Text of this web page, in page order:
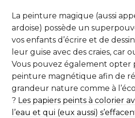
La peinture magique (aussi
ardoise) possède un
vos enfants d’écrire et de
leur guise avec des craies, car
Vous pouvez également opter
peinture magnétique afin de
grandeur nature comme à
? Les papiers peints à colorier
l’eau et qui (eux aussi)